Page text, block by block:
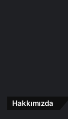
Hakkımızda